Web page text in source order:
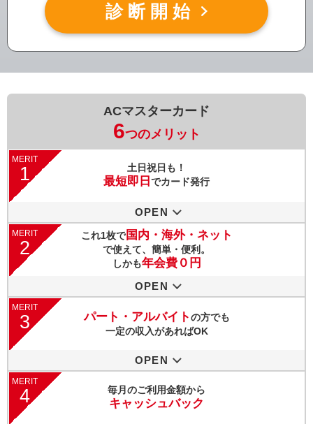
診断開始
ACマスターカード
6つのメリット
MERIT
1 土日祝日も！
最短即日 でカード発行
OPEN
MERIT
2
これ1枚で国内・海外・ネット
で使えて、簡単・便利。
しかも年会費０円
OPEN
MERIT
3 パート・アルバイトの方でも
一定の収入があればOK
OPEN
MERIT
4 毎月のご利用金額から
キャッシュバック